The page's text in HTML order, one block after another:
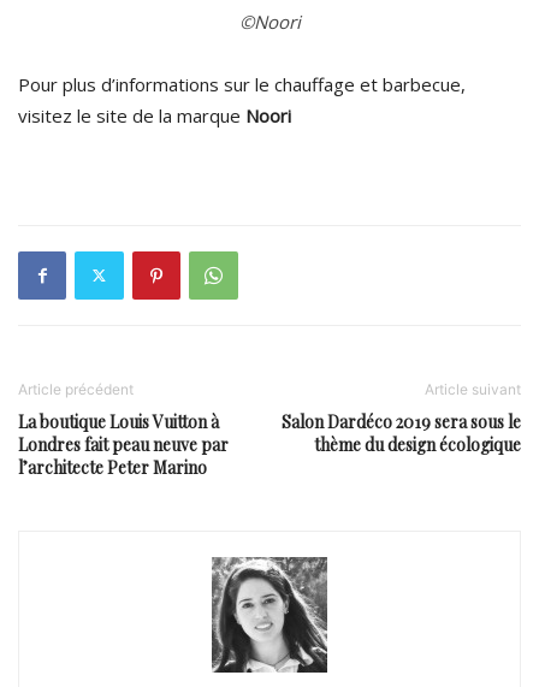
©Noori
Pour plus d’informations sur le chauffage et barbecue,
visitez le site de la marque Noori
Article précédent
La boutique Louis Vuitton à
Londres fait peau neuve par
l’architecte Peter Marino
Article suivant
Salon Dardéco 2019 sera sous le
thème du design écologique